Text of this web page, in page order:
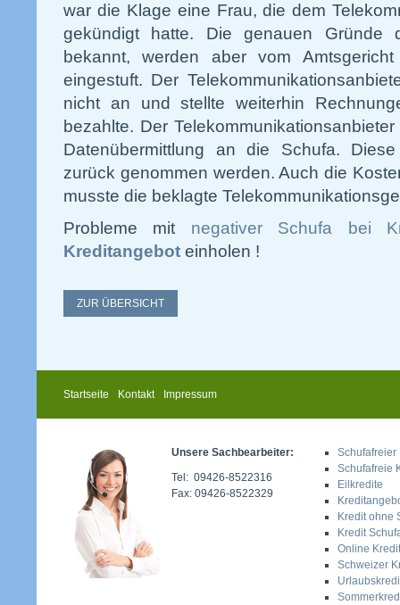
war die Klage eine Frau, die dem
gekündigt hatte. Die genauen Gründe
bekannt, werden aber vom
eingestuft. Der
nicht an und stellte weiterhin
bezahlte. Der
Datenübermittlung an die Schufa.
zurück genommen werden. Auch die
musste die beklagte
Probleme mit negativer Schufa bei
Kreditangebot einholen !
ZUR ÜBERSICHT
Startseite Kontakt Impressum
Unsere Sachbearbeiter:
Tel: 09426-8522316
Fax: 09426-8522329
Schufafreier
Schufafreie
Eilkredite
Kredit ohne
Kredit
Online Kredit
Schweizer